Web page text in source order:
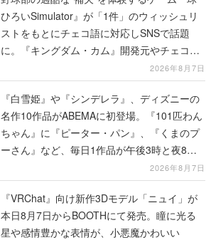
ひろいSimulator』が「1件」のウィッシュリ
ストをもとにチェコ語に対応しSNSで話題
に。『キングダム・カム』開発元やチェコの
2026年8月7日
『白雪姫』や『シンデレラ』、ディズニーの
名作10作品がABEMAに初登場。『101匹わん
ちゃん』に『ピーター・パン』、『くまのプ
ーさん』など、毎日1作品が午後3時と夜8時
2026年8月7日
『VRChat』向け新作3Dモデル「ニュイ」が
本日8月7日からBOOTHにて発売。瞳に光る
星や感情豊かな表情が、小悪魔かわいい